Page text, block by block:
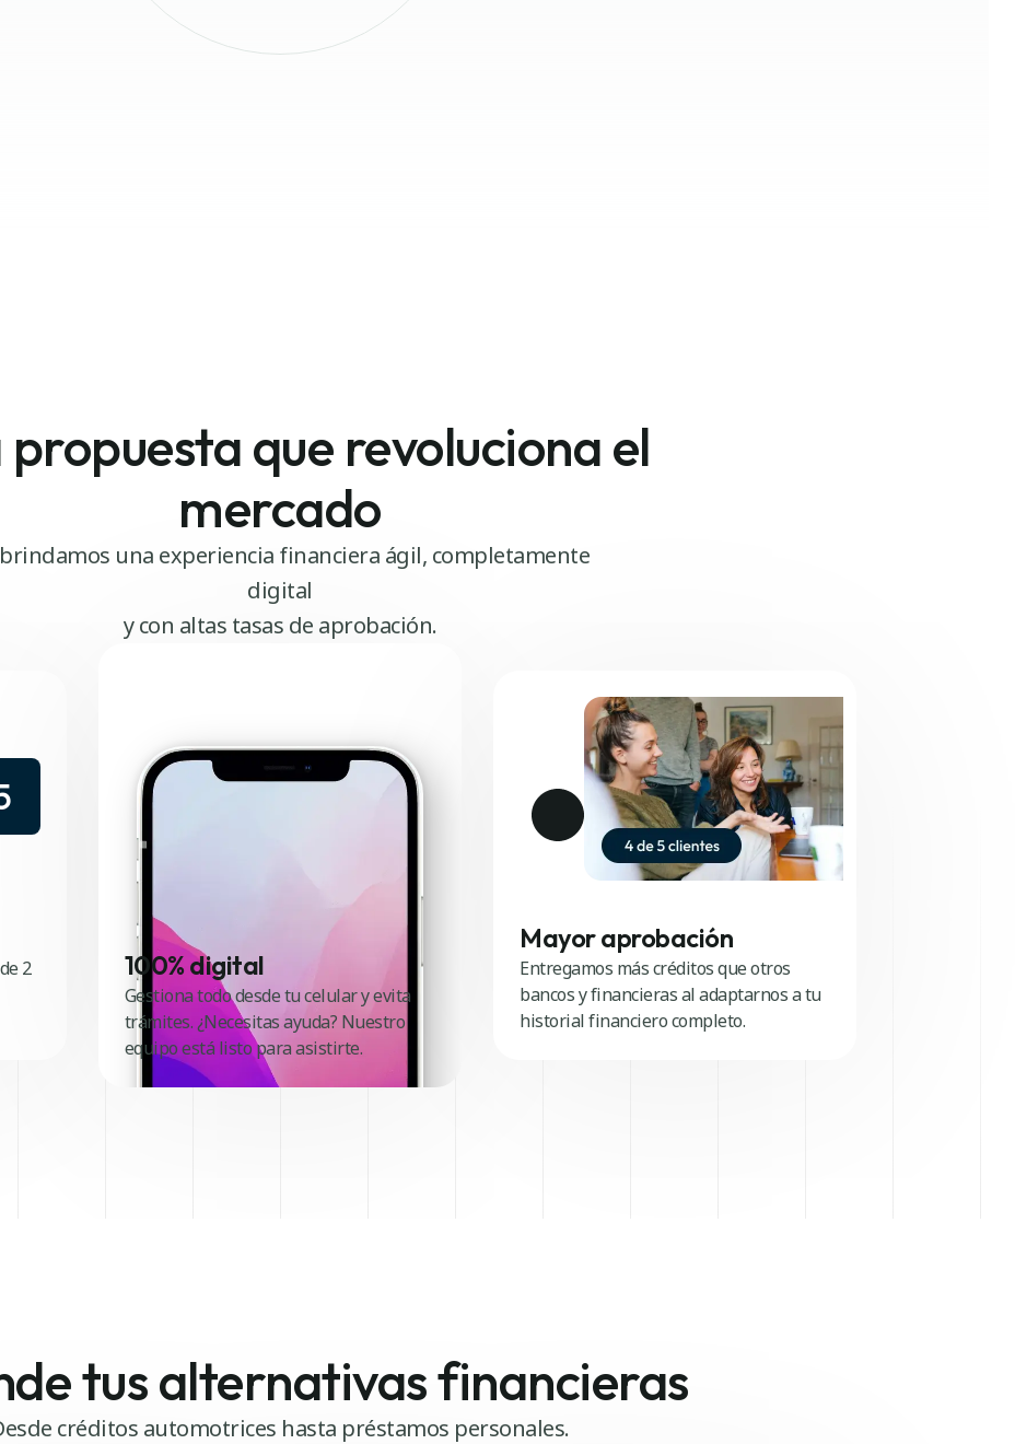
propuesta que revoluciona el
mercado
una experiencia financiera ágil, completamente
digital
y con altas tasas de aprobación.
2
100% digital
Gestiona todo desde tu celular y evita
trámites. ¿Necesitas ayuda? Nuestro
equipo está listo para asistirte.
Mayor aprobación
Entregamos más créditos que otros
bancos y financieras al adaptarnos a tu
historial financiero completo.
tus alternativas financieras
créditos automotrices hasta préstamos personales.